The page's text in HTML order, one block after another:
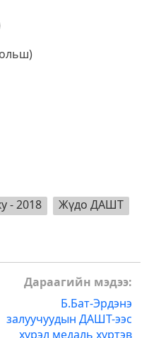
- 2018
Жүдо ДАШТ
Дараагийн мэдээ:
Б.Бат-Эрдэнэ
залуучуудын ДАШТ-ээс
хүрэл медаль хүртэв